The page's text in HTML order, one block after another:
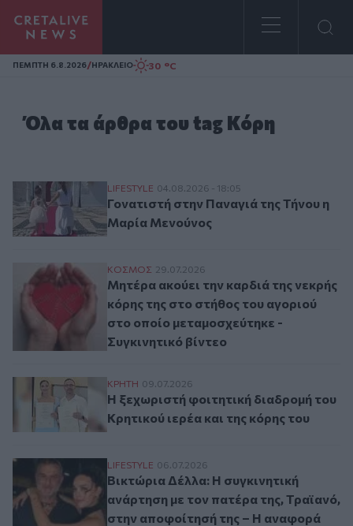
Homepage
ΠΕΜΠΤΗ 6.8.2026/ΗΡΑΚΛΕΙΟ 30 °C
Όλα τα άρθρα του tag Κόρη
Γονατιστή στην Παναγιά της Τήνου η
LIFESTYLE 04.08.2026 - 18:05
Γονατιστή στην Παναγιά της Τήνου η
Μαρία Μενούνος
Μητέρα ακούει την καρδιά της νεκρής
ΚΟΣΜΟΣ 29.07.2026
Μητέρα ακούει την καρδιά της νεκρής
κόρης της στο στήθος του αγοριού
στο οποίο μεταμοσχεύτηκε -
Συγκινητικό βίντεο
Η ξεχωριστή φοιτητική διαδρομή του
ΚΡΗΤΗ 09.07.2026
Η ξεχωριστή φοιτητική διαδρομή του
Κρητικού ιερέα και της κόρης του
Βικτώρια Δέλλα: Η συγκινητική
LIFESTYLE 06.07.2026
Βικτώρια Δέλλα: Η συγκινητική
ανάρτηση με τον πατέρα της, Τραϊανό,
στην αποφοίτησή της – Η αναφορά